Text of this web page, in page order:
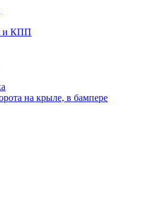
и КПП
на крыле, в бампере